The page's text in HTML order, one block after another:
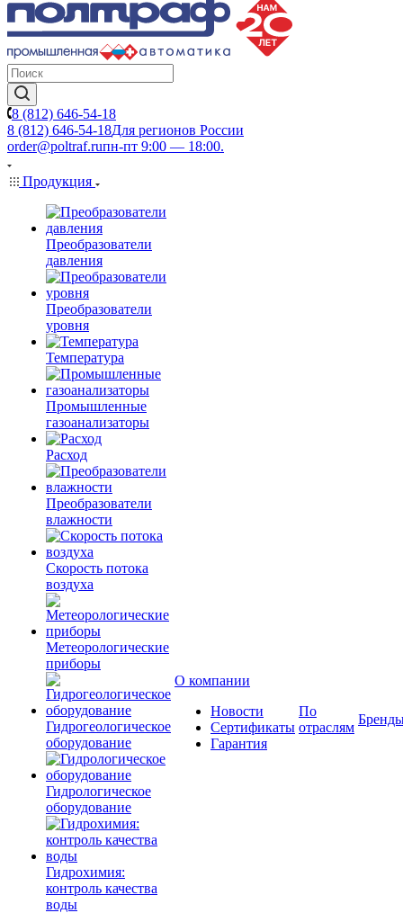
8 (812) 646-54-18
8 (812) 646-54-18Для регионов России
order@poltraf.ruпн-пт 9:00 — 18:00.
Продукция
Преобразователи
давления
Преобразователи
уровня
Температура
Промышленные
газоанализаторы
Расход
Преобразователи
влажности
Скорость потока
воздуха
Метеорологические
приборы
Гидрогеологическое
оборудование
Гидрологическое
оборудование
Гидрохимия:
контроль качества
воды
О компании
Новости
Сертификаты
Гарантия
По
отраслям